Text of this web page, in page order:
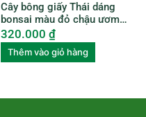
Cây bông giấy Thái dáng
bonsai màu đỏ chậu ươm
BGTL003
320.000 ₫
Thêm vào giỏ hàng